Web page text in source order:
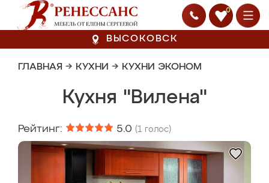
0
ВЫСОКОВСК
ГЛАВНАЯ → КУХНИ → КУХНИ ЭКОНОМ
Кухня "Вилена"
Рейтинг: 5.0 (1 голос)